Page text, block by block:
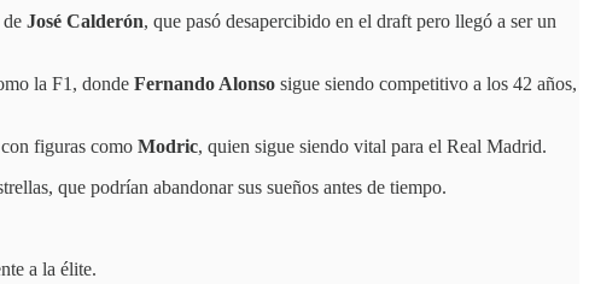
José Calderón, que pasó desapercibido en el draft pero llegó a ser un
la F1, donde Fernando Alonso sigue siendo competitivo a los 42 años,
figuras como Modric, quien sigue siendo vital para el Real Madrid.
que podrían abandonar sus sueños antes de tiempo.
a la élite.